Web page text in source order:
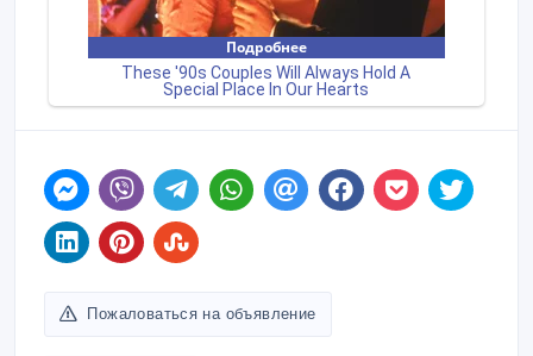
Пожаловаться на объявление